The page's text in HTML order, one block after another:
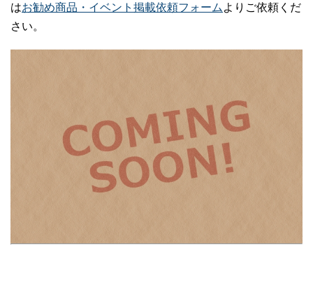
はお勧め商品・イベント掲載依頼フォーム よりご依頼くだ
さい。